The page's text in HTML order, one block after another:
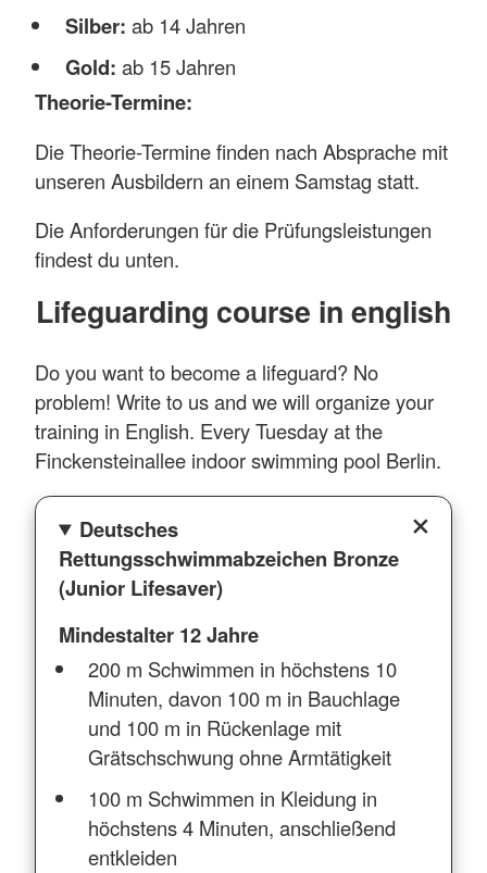
Silber: ab 14 Jahren
Gold: ab 15 Jahren
Theorie-Termine:
Die Theorie-Termine finden nach Absprache mit
unseren Ausbildern an einem Samstag statt.
Die Anforderungen für die Prüfungsleistungen
findest du unten.
Lifeguarding course in english
Do you want to become a lifeguard? No
problem! Write to us and we will organize your
training in English. Every Tuesday at the
Finckensteinallee indoor swimming pool Berlin.
Deutsches
Rettungsschwimmabzeichen Bronze
(Junior Lifesaver)
Mindestalter 12 Jahre
200 m Schwimmen in höchstens 10
Minuten, davon 100 m in Bauchlage
und 100 m in Rückenlage mit
Grätschschwung ohne Armtätigkeit
100 m Schwimmen in Kleidung in
höchstens 4 Minuten, anschließend
entkleiden